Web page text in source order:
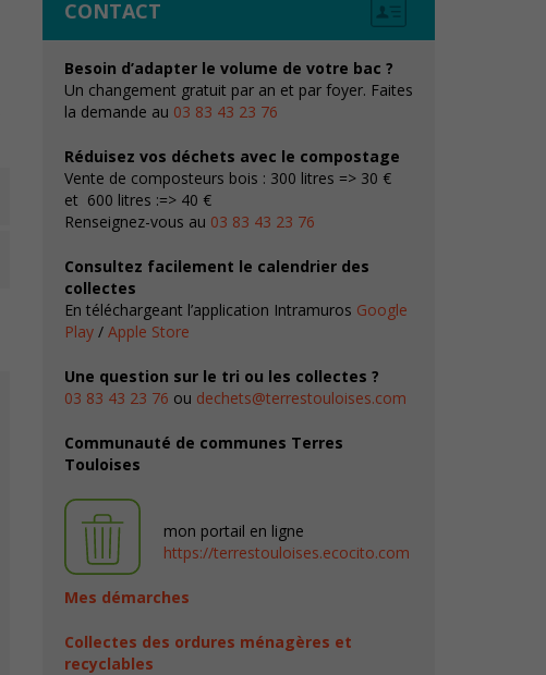
CONTACT
Besoin d’adapter le volume de votre bac ?
Un changement gratuit par an et par foyer. Faites
la demande au 03 83 43 23 76
Réduisez vos déchets avec le compostage
Vente de composteurs bois : 300 litres => 30 €
et 600 litres :=> 40 €
Renseignez-vous au 03 83 43 23 76
Consultez facilement le calendrier des
collectes
En téléchargeant l’application Intramuros Google
Play / Apple Store
Une question sur le tri ou les collectes ?
03 83 43 23 76 ou dechets@terrestouloises.com
Communauté de communes Terres
Touloises
mon portail en ligne
https://terrestouloises.ecocito.com
Mes démarches
Collectes des ordures ménagères et
recyclables